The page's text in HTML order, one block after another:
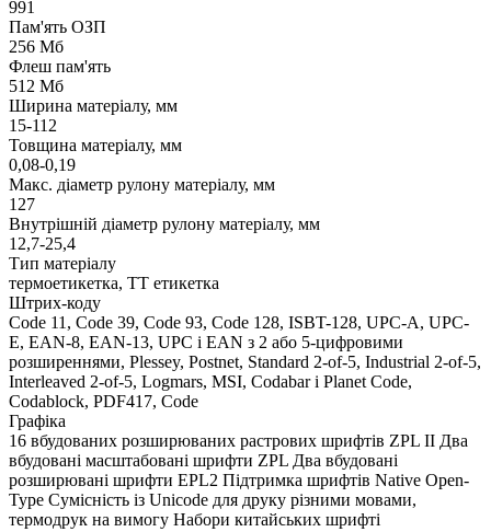
991
Пам'ять ОЗП
256 Мб
Флеш пам'ять
512 Мб
Ширина матеріалу, мм
15-112
Товщина матеріалу, мм
0,08-0,19
Макс. діаметр рулону матеріалу, мм
127
Внутрішній діаметр рулону матеріалу, мм
12,7-25,4
Тип матеріалу
термоетикетка, ТТ етикетка
Штрих-коду
Code 11, Code 39, Code 93, Code 128, ISBT-128, UPC-A, UPC-
E, EAN-8, EAN-13, UPC і EAN з 2 або 5-цифровими
розширеннями, Plessey, Postnet, Standard 2-of-5, Industrial 2-of-5,
Interleaved 2-of-5, Logmars, MSI, Codabar і Planet Code,
Codablock, PDF417, Code
Графіка
16 вбудованих розширюваних растрових шрифтів ZPL II Два
вбудовані масштабовані шрифти ZPL Два вбудовані
розширювані шрифти EPL2 Підтримка шрифтів Native Open-
Type Сумісність із Unicode для друку різними мовами,
термодрук на вимогу Набори китайських шрифті